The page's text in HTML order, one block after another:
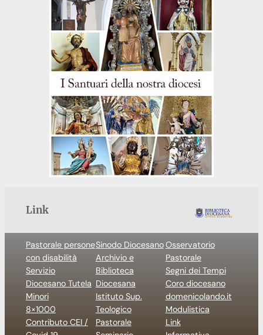
Link
Pastorale persone
con disabilità
Servizio
Diocesano Tutela
Minori
8×1000
Contributo CEI /
Sinodo Diocesano
Archivio e
Biblioteca
Diocesana
Istituto Sup.
Teologico
Pastorale
Osservatorio
Pastorale
Segni dei Tempi
Coro diocesano
domenicolando.it
Modulistica
Link